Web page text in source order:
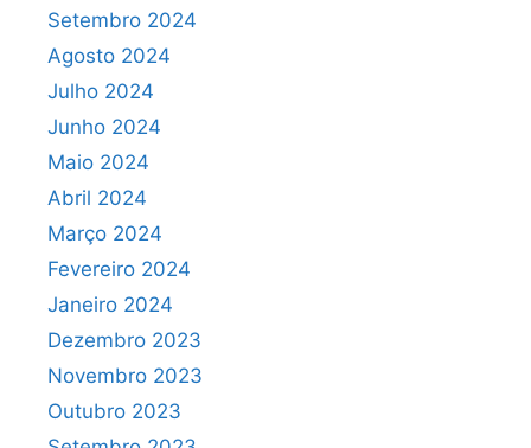
Setembro 2024
Agosto 2024
Julho 2024
Junho 2024
Maio 2024
Abril 2024
Março 2024
Fevereiro 2024
Janeiro 2024
Dezembro 2023
Novembro 2023
Outubro 2023